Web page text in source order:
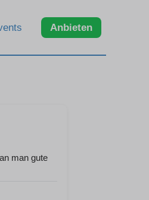
Anbieten
man gute